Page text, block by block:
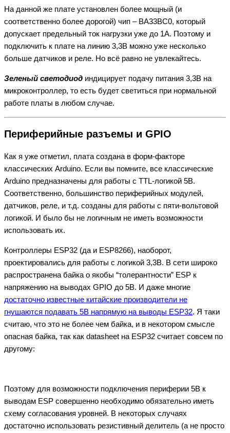
На данной же плате установлен более мощный (и
соответственно более дорогой) чип – BA33BC0, который
допускает предельный ток нагрузки уже до 1А. Поэтому и
подключить к плате на линию 3,3В можно уже несколько
больше датчиков и реле. Но всё равно не увлекайтесь.
Зеленый светодиод индицирует подачу питания 3,3В на
микроконтроллер, то есть будет светиться при нормальной
работе платы в любом случае.
Периферийные разъемы и GPIO
Как я уже отметил, плата создана в форм-факторе
классических Arduino. Если вы помните, все классические
Arduino предназначены для работы с TTL-логикой 5В.
Соответственно, большинство периферийных модулей,
датчиков, реле, и т.д. созданы для работы с пяти-вольтовой
логикой. И было бы не логичным не иметь возможности
использовать их.
Контроллеры ESP32 (да и ESP8266), наоборот,
проектировались для работы с логикой 3,3В. В сети широко
распространена байка о якобы “толерантности” ESP к
напряжению на выводах GPIO до 5В. И даже многие
достаточно известные китайские производители не
гнушаются подавать 5В напрямую на выводы ESP32. Я таки
считаю, что это не более чем байка, и в некотором смысле
опасная байка, так как datasheet на ESP32 считает совсем по
другому:
Поэтому для возможности подключения периферии 5В к
выводам ESP совершенно необходимо обязательно иметь
схему согласования уровней. В некоторых случаях
достаточно использовать резистивный делитель (а не просто